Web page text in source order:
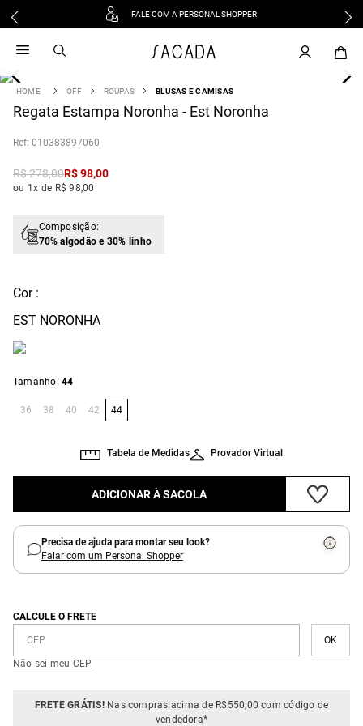
FALE COM A PERSONAL SHOPPER
OFF ROUPAS BLUSAS E CAMISAS
Regata Estampa Noronha - Est Noronha
: 010383897060
R$278,00R$98,00
ou 1x de R$ 98,00
Composição:
70% algodão e 30% linho
Cor :
EST NORONHA
Tamanho: 44
36 38 40 42 44
Provador Virtual
Tabela de Medidas
ADICIONAR À SACOLA
Precisa de ajuda para montar seu look?
Falar com um Personal Shopper
CALCULE O FRETE
Não sei meu CEP
FRETE GRÁTIS!Nas compras acima de R$550,00 com código de
vendedora*
vestido
3 º blusa
º vestido longo
º macacão
jeans
vestido curto